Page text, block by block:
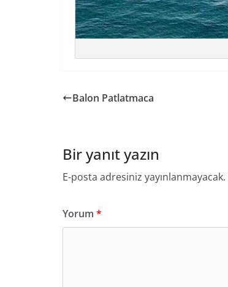
Balon Patlatmaca
Bir yanıt yazın
E-posta adresiniz yayınlanmayacak.
Yorum *